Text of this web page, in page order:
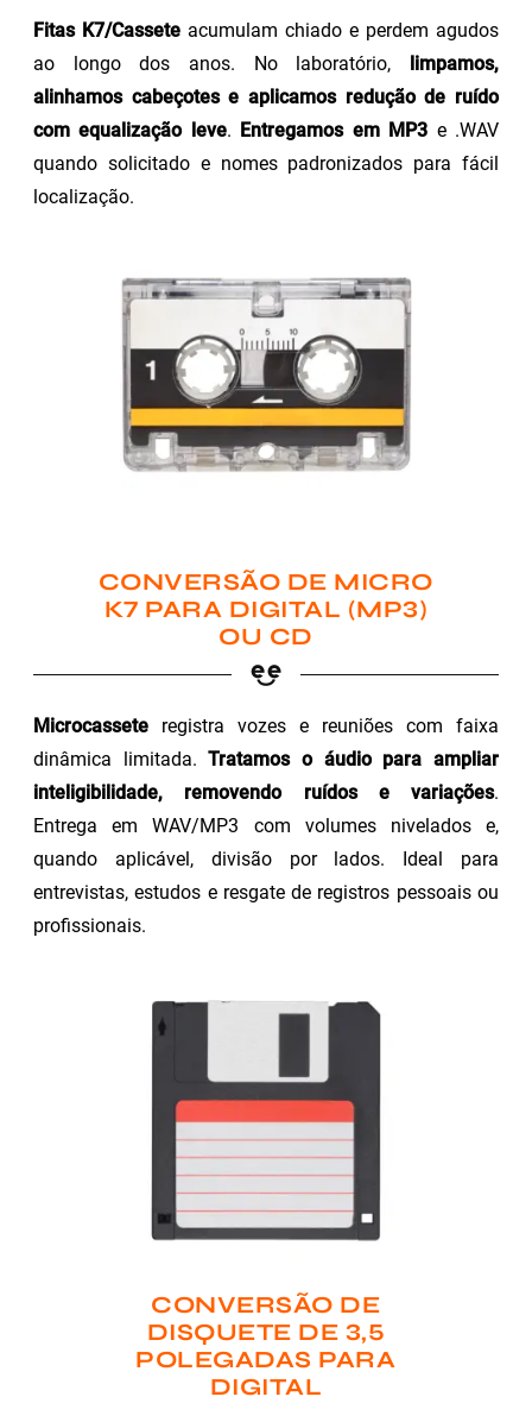
Fitas K7/Cassete acumulam chiado e perdem agudos
ao longo dos anos. No laboratório, limpamos,
alinhamos cabeçotes e aplicamos redução de ruído
com equalização leve. Entregamos em MP3 e .WAV
quando solicitado e nomes padronizados para fácil
localização.
CONVERSÃO DE MICRO
K7 PARA DIGITAL (MP3)
OU CD
Microcassete registra vozes e reuniões com faixa
dinâmica limitada.Tratamos o áudio para ampliar
inteligibilidade, removendo ruídos e variações.
Entrega em WAV/MP3 com volumes nivelados e,
quando aplicável, divisão por lados. Ideal para
entrevistas, estudos e resgate de registros pessoais ou
profissionais.
CONVERSÃO DE
DISQUETE DE 3,5
POLEGADAS PARA
DIGITAL